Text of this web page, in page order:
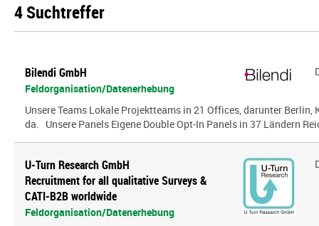
4 Suchtreffer
Bilendi GmbH
Feldorganisation/Datenerhebung
Unsere Teams Lokale Projektteams in 21 Offices, darunter Berlin,
da. Unsere Panels Eigene Double Opt-In Panels in 37 Ländern
U-Turn Research GmbH
Recruitment for all qualitative Surveys &
CATI-B2B worldwide
Feldorganisation/Datenerhebung